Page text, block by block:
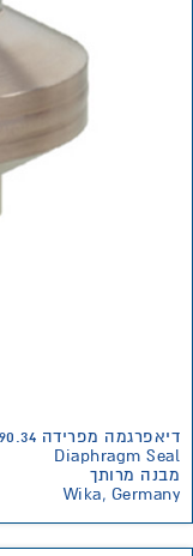
דיאפרגמה מפרידה 990.34
Diaphragm Seal
מבנה מרותך
Wika, Germany